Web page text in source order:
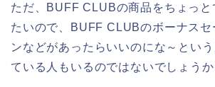
ただ、BUFF CLUBの商品をちょっと
たいので、BUFF CLUBのボーナスセ
ンなどがあったらいいのにな～とい
ている人もいるのではないでしょうか